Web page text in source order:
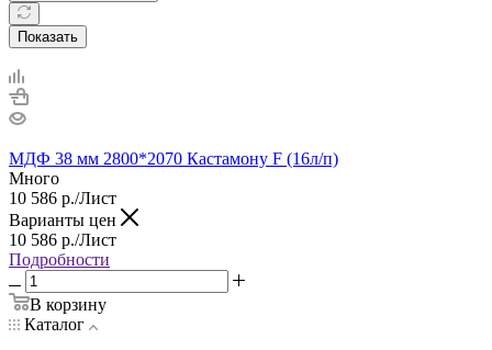
Показать
МДФ 38 мм 2800*2070 Кастамону F (16л/п)
Много
10 586 р./Лист
Варианты цен
10 586 р./Лист
Подробности
В корзину
Каталог